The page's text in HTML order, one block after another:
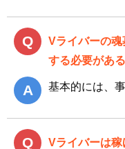
Vライバーの
する必要があ
基本的には、
Vライバーは稼